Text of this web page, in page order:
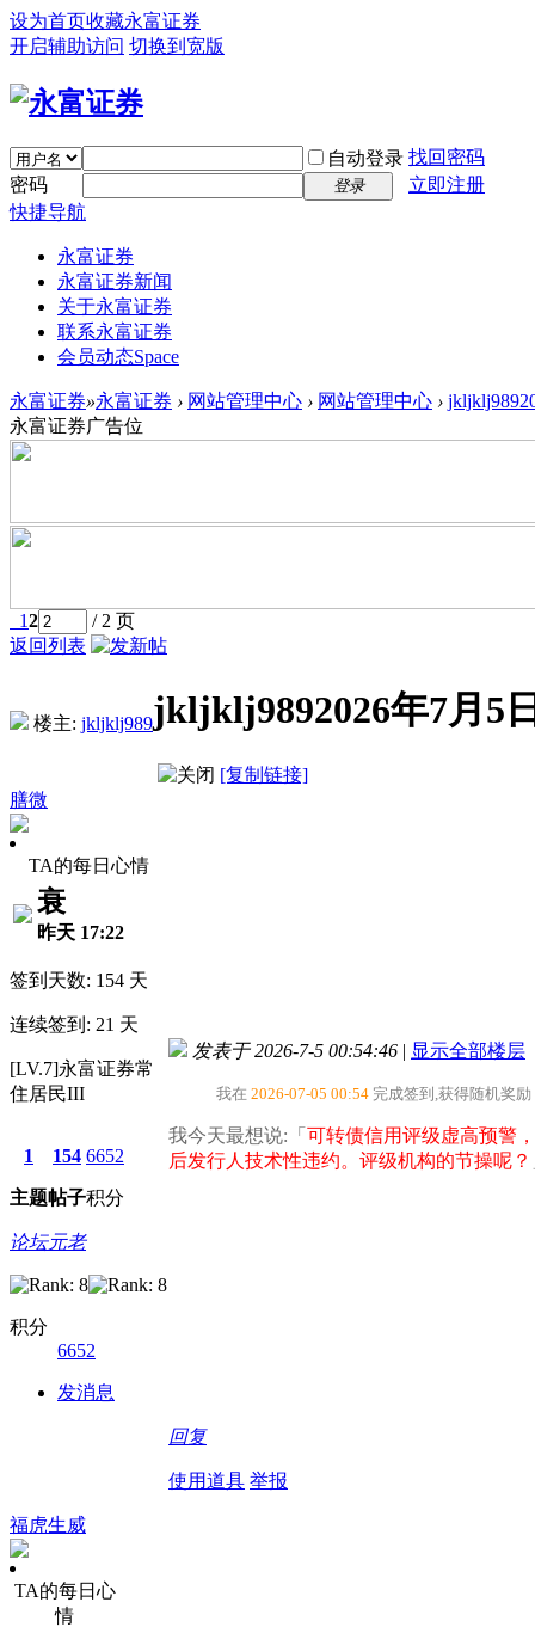
设为首页收藏永富证券
开启辅助访问 切换到宽版
自动登录 找回密码
密码
登录
立即注册
快捷导航
永富证券
永富证券新闻
关于永富证券
联系永富证券
会员动态Space
永富证券»永富证券 › 网站管理中心 › 网站管理中心 ›
永富证券广告位
12
/ 2 页
返回列表
楼主: jkljklj989jkljklj9892026年7月5
[复制链接]
膳微
TA的每日心情
衰
昨天 17:22
签到天数: 154 天
连续签到: 21 天
[LV.7]永富证券常
住居民III
1
主题
154
帖子
6652
积分
论坛元老
积分
6652
发消息
发表于 2026-7-5 00:54:46 | 显示全部楼层
我在 2026-07-05 00:54 完成签到,获得随机奖励
我今天最想说:「 可转债信用评级虚高预警
后发行人技术性违约。评级机构的节操呢？
回复
使用道具 举报
福虎生威
TA的每日心
情